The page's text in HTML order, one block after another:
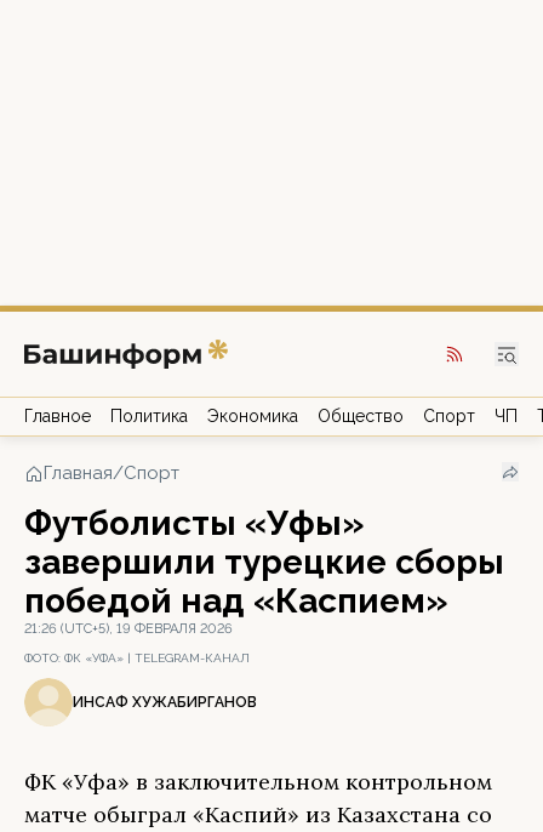
Главное Политика Экономика Общество Спорт ЧП
Главная/Спорт
Футболисты «Уфы»
завершили турецкие сборы
победой над «Каспием»
21:26 (UTC+5), 19 ФЕВРАЛЯ 2026
ФОТО: ФК «УФА» | TELEGRAM-КАНАЛ
ИНСАФ ХУЖАБИРГАНОВ
ФК «Уфа» в заключительном контрольном
матче обыграл «Каспий» из Казахстана со